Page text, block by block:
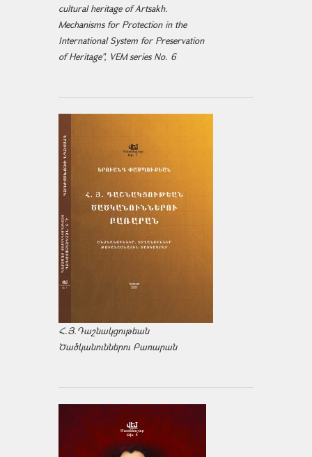
cultural heritage of Artsakh.
Mechanisms for Protection in the
International System for Preservation
of Heritage", VEM series No. 6
Հ.Յ.Դաշնակցութեան
Ծածկանուններու Բառարան